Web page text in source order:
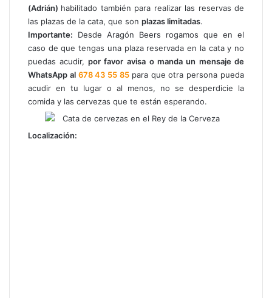
(Adrián) habilitado también para realizar las reservas de
las plazas de la cata, que son plazas limitadas.
Importante: Desde Aragón Beers rogamos que en el
caso de que tengas una plaza reservada en la cata y no
puedas acudir, por favor avisa o manda un mensaje de
WhatsApp al 678 43 55 85 para que otra persona pueda
acudir en tu lugar o al menos, no se desperdicie la
comida y las cervezas que te están esperando.
Localización: